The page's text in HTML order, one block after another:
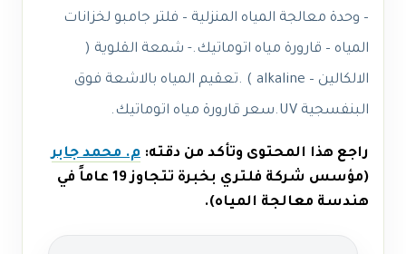
– وحدة معالجة المياه المنزلية – فلتر جامبو لخزانات
المياه – قارورة مياه اتوماتيك.- شمعة القلوية (
الالكالين – alkaline ) .تعقيم المياه بالاشعة فوق
البنفسجية UV.سعر قارورة مياه اتوماتيك.
راجع هذا المحتوى وتأكد من دقته: م. محمد جابر
(مؤسس شركة فلتري بخبرة تتجاوز 19 عاماً في
هندسة معالجة المياه).